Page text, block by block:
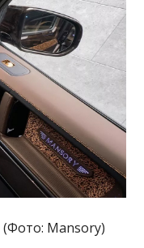
(Фото: Mansory)